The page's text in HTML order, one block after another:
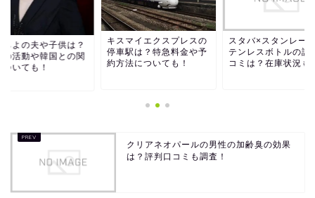
ちよの夫や子供は？
の活動や韓国との関
ついても！
キスマイエクスプレスの
停車駅は？特急料金や予
約方法についても！
スタバ×スタンレー
テンレスボトルの評
コミは？在庫状況も
クリアネオパールの男性の加齢臭の効果
は？評判口コミも調査！